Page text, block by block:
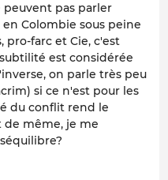
peuvent pas parler
Colombie sous peine
pro-farc et Cie, c'est
est considérée
on parle très peu
si ce n'est pour les
du conflit rend le
même, je me